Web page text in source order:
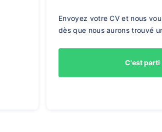
Envoyez votre CV et nous
dès que nous aurons trouvé
C'est parti